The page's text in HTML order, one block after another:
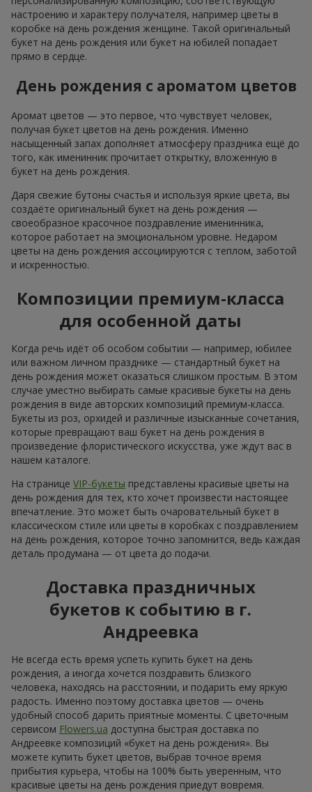
настроению и характеру получателя, например цветы в
коробке на день рождения женщине. Такой оригинальный
букет на день рождения или букет на юбилей попадает
прямо в сердце.
День рождения с ароматом цветов
Аромат цветов — это первое, что чувствует человек,
получая букет цветов на день рождения. Именно
насыщенный запах дополняет атмосферу праздника ещё до
того, как именинник прочитает открытку, вложенную в
букет на день рождения.
Даря свежие бутоны счастья и используя яркие цвета, вы
создаёте оригинальный букет на день рождения —
своеобразное красочное поздравление именинника,
которое работает на эмоциональном уровне. Недаром
цветы на день рождения ассоциируются с теплом, заботой
и искренностью.
Композиции премиум-класса
для особенной даты
Когда речь идёт об особом событии — например, юбилее
или важном личном празднике — стандартный букет на
день рождения может оказаться слишком простым. В этом
случае уместно выбирать самые красивые букеты на день
рождения в виде авторских композиций премиум-класса.
Букеты из роз, орхидей и различные изысканные сочетания,
которые превращают ваш букет на день рождения в
произведение флористического искусства, уже ждут вас в
нашем каталоге.
На странице VIP-букеты представлены красивые цветы на
день рождения для тех, кто хочет произвести настоящее
впечатление. Это может быть очаровательный букет в
классическом стиле или цветы в коробках с поздравлением
на день рождения, которое точно запомнится, ведь каждая
деталь продумана — от цвета до подачи.
Доставка праздничных
букетов к событию в г.
Андреевка
Не всегда есть время успеть купить букет на день
рождения, а иногда хочется поздравить близкого
человека, находясь на расстоянии, и подарить ему яркую
радость. Именно поэтому доставка цветов — очень
удобный способ дарить приятные моменты. С цветочным
сервисом Flowers.ua доступна быстрая доставка по
Андреевке композиций «букет на день рождения». Вы
можете купить букет цветов, выбрав точное время
прибытия курьера, чтобы на 100% быть уверенным, что
красивые цветы на день рождения приедут вовремя.